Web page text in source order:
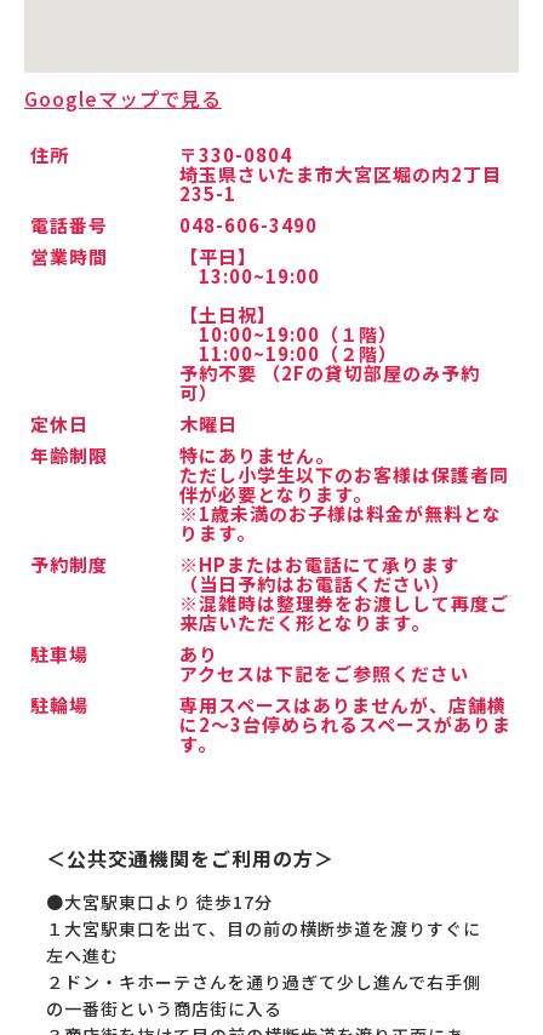
Googleマップで見る
住所 〒330-0804
埼玉県さいたま市大宮区堀の内2丁目
235-1
電話番号
048-606-3490
営業時間
【平日】
13:00~19:00
【土日祝】
10:00~19:00（１階）
11:00~19:00（２階）
予約不要 （2Fの貸切部屋のみ予約
可）
定休日
木曜日
年齢制限
特にありません。
ただし小学生以下のお客様は保護者同
伴が必要となります。
※1歳未満のお子様は料金が無料とな
ります。
予約制度
※HPまたはお電話にて承ります
（当日予約はお電話ください）
※混雑時は整理券をお渡しして再度ご
来店いただく形となります。
駐車場
あり
アクセスは下記をご参照ください
駐輪場
専用スペースはありませんが、店舗横
に2～3台停められるスペースがありま
す。
＜公共交通機関をご利用の方＞
●大宮駅東口より 徒歩17分
１大宮駅東口を出て、目の前の横断歩道を渡りすぐに
左へ進む
２ドン・キホーテさんを通り過ぎて少し進んで右手側
の一番街という商店街に入る